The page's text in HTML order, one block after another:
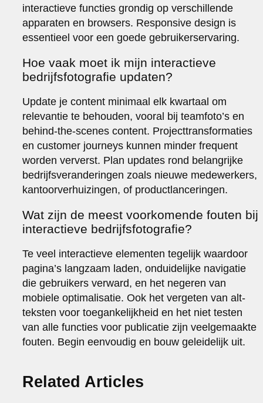
interactieve functies grondig op verschillende
apparaten en browsers. Responsive design is
essentieel voor een goede gebruikerservaring.
Hoe vaak moet ik mijn interactieve
bedrijfsfotografie updaten?
Update je content minimaal elk kwartaal om
relevantie te behouden, vooral bij teamfoto’s en
behind-the-scenes content. Projecttransformaties
en customer journeys kunnen minder frequent
worden ververst. Plan updates rond belangrijke
bedrijfsveranderingen zoals nieuwe medewerkers,
kantoorverhuizingen, of productlanceringen.
Wat zijn de meest voorkomende fouten bij
interactieve bedrijfsfotografie?
Te veel interactieve elementen tegelijk waardoor
pagina’s langzaam laden, onduidelijke navigatie
die gebruikers verward, en het negeren van
mobiele optimalisatie. Ook het vergeten van alt-
teksten voor toegankelijkheid en het niet testen
van alle functies voor publicatie zijn veelgemaakte
fouten. Begin eenvoudig en bouw geleidelijk uit.
Related Articles